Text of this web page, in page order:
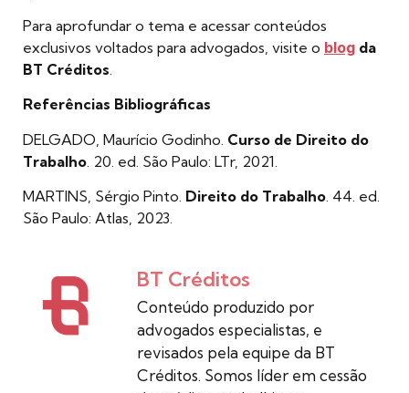
Para aprofundar o tema e acessar conteúdos
exclusivos voltados para advogados, visite o blog da
BT Créditos
Referências Bibliográficas
DELGADO, Maurício Godinho. Curso de Direito do
Trabalho . 20. ed. São Paulo: LTr, 2021.
MARTINS, Sérgio Pinto. Direito do Trabalho . 44. ed.
São Paulo: Atlas, 2023.
BT Créditos
Conteúdo produzido por
advogados especialistas, e
revisados pela equipe da BT
Créditos. Somos líder em cessão